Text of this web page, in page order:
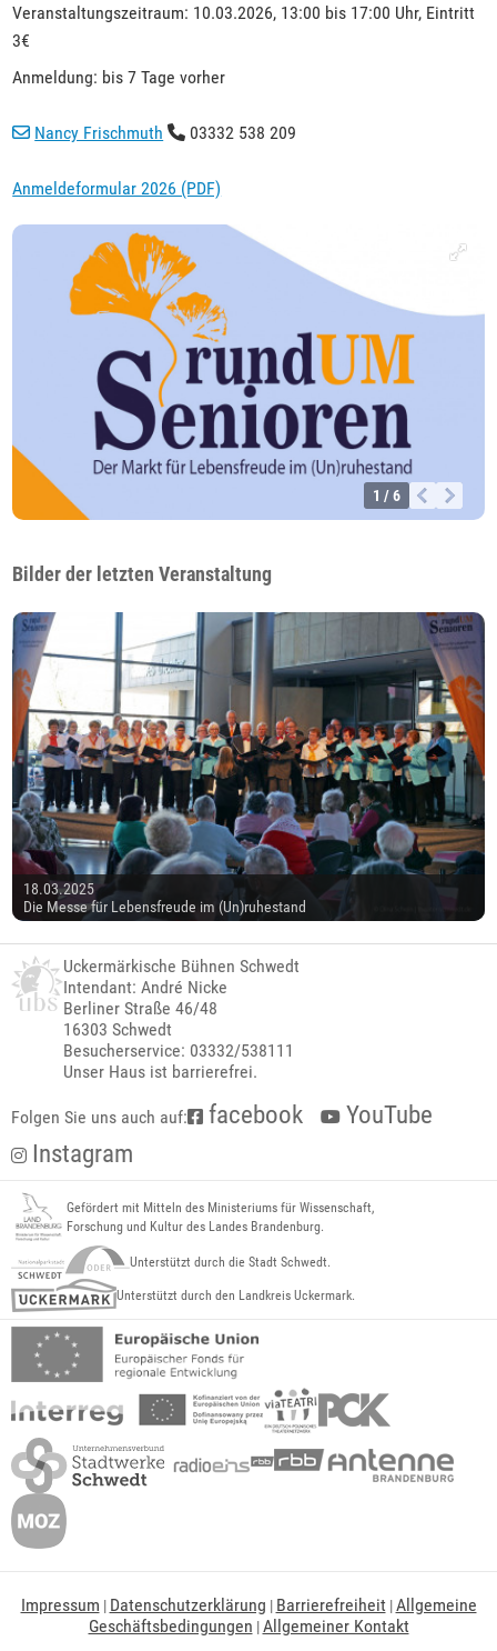
Veranstaltungszeitraum: 10.03.2026, 13:00 bis 17:00 Uhr, Eintritt
3€
Anmeldung: bis 7 Tage vorher
Nancy Frischmuth 03332 538 209
Anmeldeformular 2026 (PDF)
1 / 6
Bilder der letzten Veranstaltung
18.03.2025
Die Messe für Lebensfreude im (Un)ruhestand
Uckermärkische Bühnen Schwedt
Intendant: André Nicke
Berliner Straße 46/48
16303 Schwedt
Besucherservice: 03332/538111
Unser Haus ist barrierefrei.
Folgen Sie uns auch auf: facebook
YouTube
Instagram
Gefördert mit Mitteln des Ministeriums für Wissenschaft,
Forschung und Kultur des Landes Brandenburg.
Unterstützt durch die Stadt Schwedt.
Unterstützt durch den Landkreis Uckermark.
Impressum | Datenschutzerklärung | Barrierefreiheit|Allgemeine
Geschäftsbedingungen |Allgemeiner Kontakt